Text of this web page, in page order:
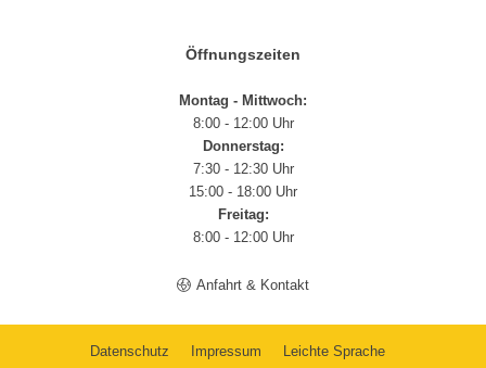
Öffnungszeiten
Montag - Mittwoch:
8:00 - 12:00 Uhr
Donnerstag:
7:30 - 12:30 Uhr
15:00 - 18:00 Uhr
Freitag:
8:00 - 12:00 Uhr
Anfahrt & Kontakt
Datenschutz Impressum Leichte Sprache